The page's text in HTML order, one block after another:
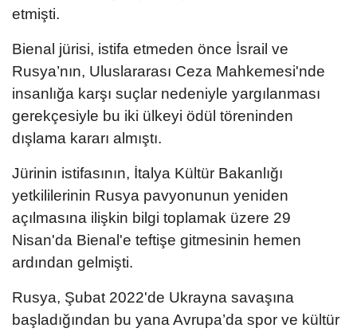
etmişti.
Bienal jürisi, istifa etmeden önce İsrail ve
Rusya’nın, Uluslararası Ceza Mahkemesi'nde
insanlığa karşı suçlar nedeniyle yargılanması
gerekçesiyle bu iki ülkeyi ödül töreninden
dışlama kararı almıştı.
Jürinin istifasının, İtalya Kültür Bakanlığı
yetkililerinin Rusya pavyonunun yeniden
açılmasına ilişkin bilgi toplamak üzere 29
Nisan'da Bienal'e teftişe gitmesinin hemen
ardından gelmişti.
Rusya, Şubat 2022'de Ukrayna savaşına
başladığından bu yana Avrupa’da spor ve kültür